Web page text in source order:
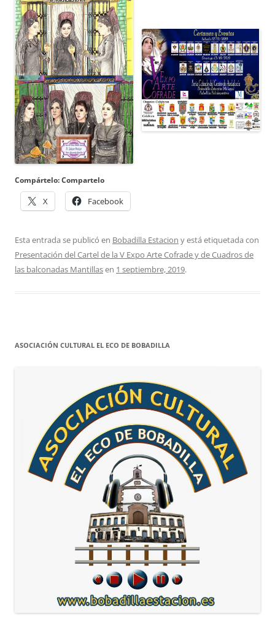
Compártelo: Compartelo
X Facebook
Esta entrada se publicó en Bobadilla Estacion y está etiquetada con
Presentación del Cartel de la V Expo Arte Cofrade y de Cuadros de
las balconadas Mantillasen 1 septiembre, 2019.
ASOCIACIÓN CULTURAL EL ECO DE BOBADILLA